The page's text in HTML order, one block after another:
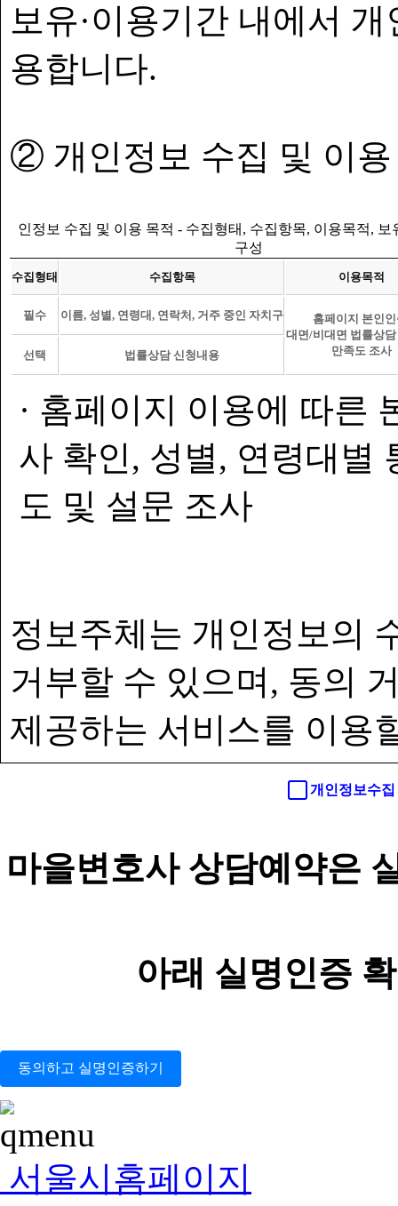
보유·이용기간 내에서
용합니다.
② 개인정보 수집 및 이용
인정보 수집 및 이용 목적 - 수집형태, 수집항목, 이용목적, 보
구성
수집형태 수집항목 이용목적
필수 이름, 성별, 연령대, 연락처, 거주 중인 자치구
홈페이지 본인인
대면/비대면 법률상
만족도 조사
선택 법률상담 신청내용
· 홈페이지 이용에 따른
사 확인, 성별, 연령대별
도 및 설문 조사
정보주체는 개인정보의
거부할 수 있으며, 동의
제공하는 서비스를 이용
개인정보수
마을변호사 상담예약은
아래 실명인증
동의하고 실명인증하기
서울시홈페이지